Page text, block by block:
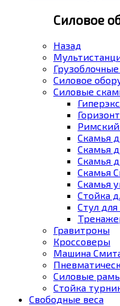
Силовое
Назад
Силовое
Силовые
Римский
Скамья
Скамья
Скамья
Скамья
Скамья
Стойка
Стул
Гравитроны
Кроссоверы
Машина
Силовые
Стойка
Свободные веса